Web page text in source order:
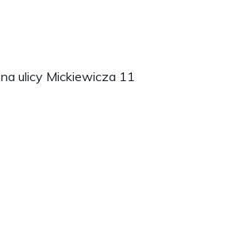
na ulicy Mickiewicza 11